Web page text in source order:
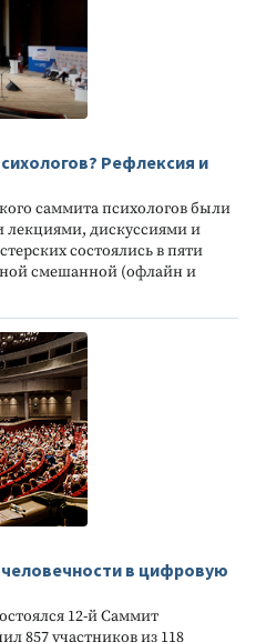
Рефлексия и
саммита психологов были
лекциями, дискуссиями и
состоялись в пяти
смешанной (офлайн и
в цифровую
12-й Саммит
857 участников из 118